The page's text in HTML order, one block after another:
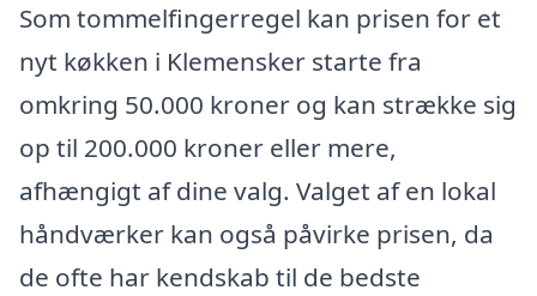
Som tommelfingerregel kan prisen for et
nyt køkken i Klemensker starte fra
omkring 50.000 kroner og kan strække sig
op til 200.000 kroner eller mere,
afhængigt af dine valg. Valget af en lokal
håndværker kan også påvirke prisen, da
de ofte har kendskab til de bedste